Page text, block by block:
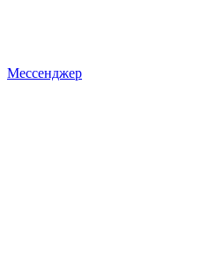
Мессенджер